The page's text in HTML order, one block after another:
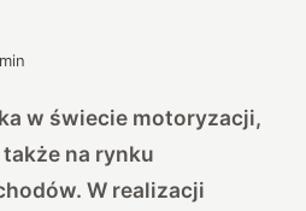
min
w świecie motoryzacji,
na rynku
W realizacji